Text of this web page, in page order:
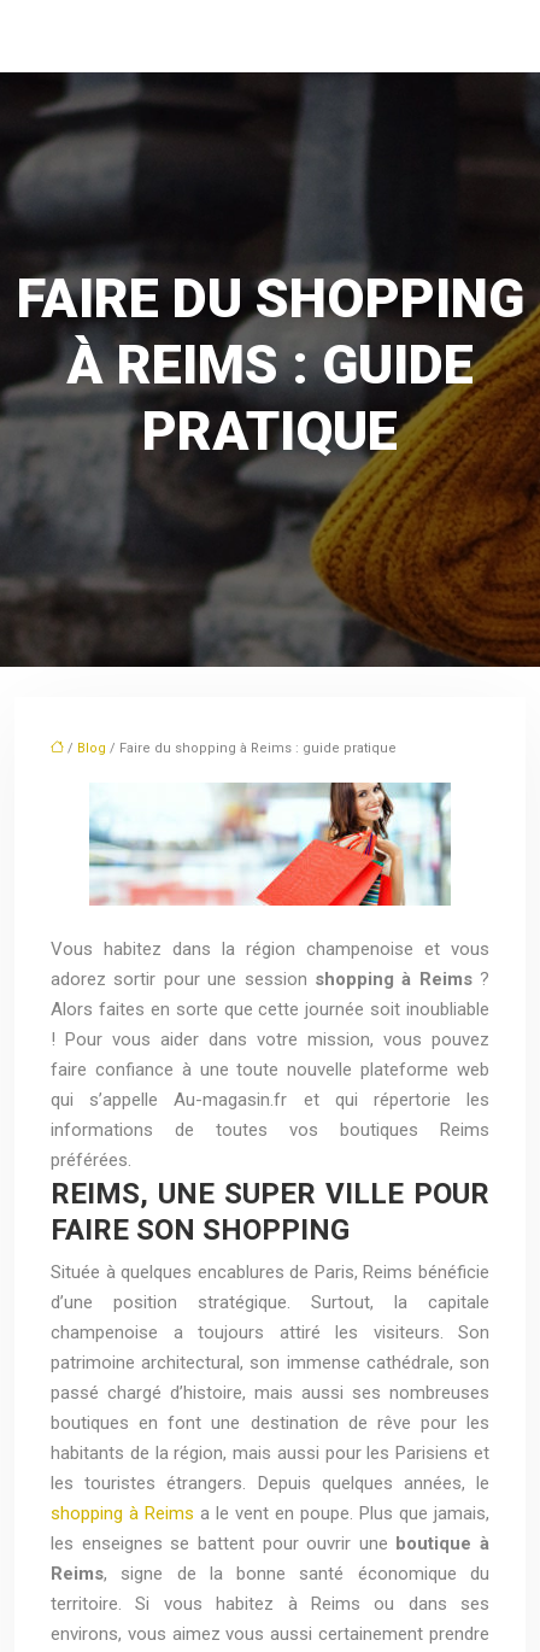
FAIRE DU SHOPPING
À REIMS : GUIDE
PRATIQUE
/ Blog / Faire du shopping à Reims : guide pratique
Vous habitez dans la région champenoise et vous
adorez sortir pour une session shopping à Reims?
Alors faites en sorte que cette journée soit inoubliable
! Pour vous aider dans votre mission, vous pouvez
faire confiance à une toute nouvelle plateforme web
qui s’appelle Au-magasin.fr et qui répertorie les
informations de toutes vos boutiques Reims
préférées.
REIMS, UNE SUPER VILLE POUR
FAIRE SON SHOPPING
Située à quelques encablures de Paris, Reims bénéficie
d’une position stratégique. Surtout, la capitale
champenoise a toujours attiré les visiteurs. Son
patrimoine architectural, son immense cathédrale, son
passé chargé d’histoire, mais aussi ses nombreuses
boutiques en font une destination de rêve pour les
habitants de la région, mais aussi pour les Parisiens et
les touristes étrangers. Depuis quelques années, le
shopping à Reims a le vent en poupe. Plus que jamais,
les enseignes se battent pour ouvrir une boutique à
Reims, signe de la bonne santé économique du
territoire. Si vous habitez à Reims ou dans ses
environs, vous aimez vous aussi certainement prendre